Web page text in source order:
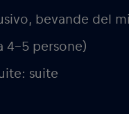
bevande del
4-5 persone)
suite